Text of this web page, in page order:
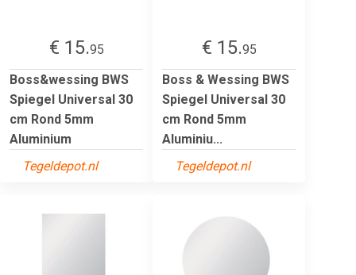
€ 15.95
Boss&wessing BWS
Spiegel Universal 30
cm Rond 5mm
Aluminium
Tegeldepot.nl
€ 15.95
Boss & Wessing BWS
Spiegel Universal 30
cm Rond 5mm
Aluminiu...
Tegeldepot.nl